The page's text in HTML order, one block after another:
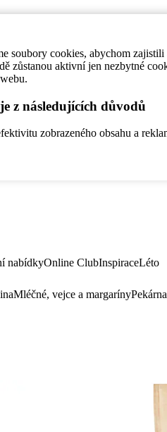
soubory cookies, abychom
zůstanou aktivní jen nezbytné
z následujících důvodů
zobrazeného obsahu a
nabídkyOnline ClubInspiraceLéto
Mléčné, vejce a margarínyPekárna